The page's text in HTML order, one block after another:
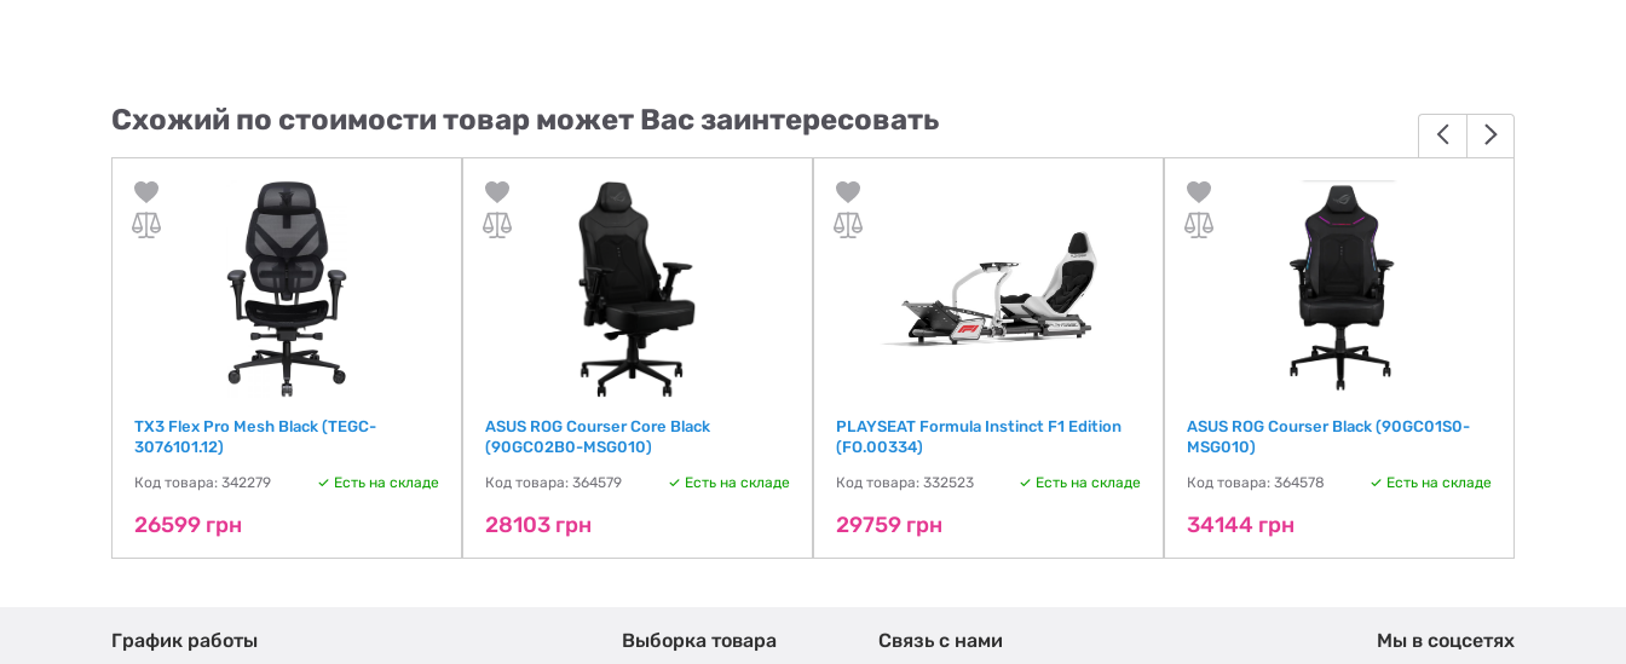
Схожий по стоимости товар может Вас заинтересовать
TX3 Flex Pro Mesh Black (TEGC-
3076101.12)
Код товара: 342279 Есть на складе
26599 грн
ASUS ROG Courser Core Black
(90GC02B0-MSG010)
Код товара: 364579 Есть на складе
28103 грн
PLAYSEAT Formula Instinct F1 Edition
(FO.00334)
Код товара: 332523 Есть на складе
29759 грн
ASUS ROG Courser Black (90GC01S0-
MSG010)
Код товара: 364578 Есть на складе
34144 грн
График работы Выборка товара Связь с нами Мы в соцсетях